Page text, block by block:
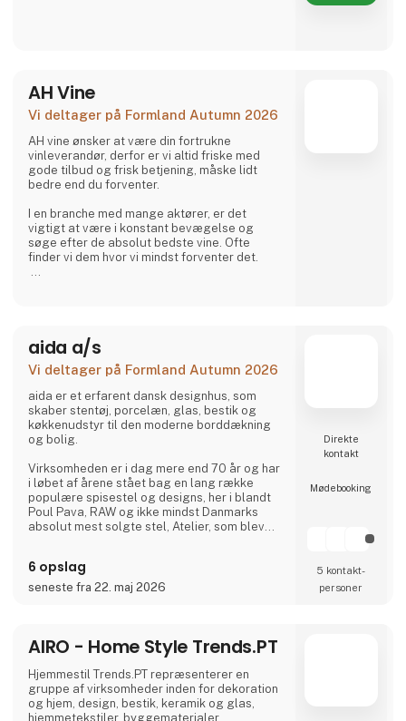
AH Vine
Vi deltager på Formland Autumn 2026
AH vine ønsker at være din fortrukne
vinleverandør, derfor er vi altid friske med
gode tilbud og frisk betjening, måske lidt
bedre end du forventer.
I en branche med mange aktører, er det
vigtigt at være i konstant bevægelse og
søge efter de absolut bedste vine. Ofte
finder vi dem hvor vi mindst forventer det.
udfordre og prøve det nye.
aida a/s
Vi deltager på Formland Autumn 2026
aida er et erfarent dansk designhus, som
skaber stentøj, porcelæn, glas, bestik og
køkkenudstyr til den moderne borddækning
og bolig.
Virksomheden er i dag mere end 70 år og har
i løbet af årene stået bag en lang række
populære spisestel og designs, her i blandt
Poul Pava, RAW og ikke mindst Danmarks
absolut mest solgte stel, Atelier, som blev
aida følger tidens trends uden at gå på
Stentøjslinjen RAW, der er designet i
samarbejde med Christiane Schaumburg-
Müller, er en af aida's mest populær
6 opslag
seneste fra 22. maj 2026
Direkte
kontakt
Møde­booking
5 kontakt­
personer
AIRO - Home Style Trends.PT
Hjemmestil Trends.PT repræsenterer en
gruppe af virksomheder inden for dekoration
og hjem, design, bestik, keramik og glas,
hjemmetekstiler, byggematerialer,